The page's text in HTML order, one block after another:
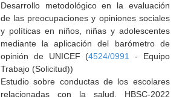
Desarrollo metodológico en la evaluación
de las preocupaciones y opiniones sociales
y políticas en niños, niñas y adolescentes
mediante la aplicación del barómetro de
opinión de UNICEF (4524/0991
- Equipo
Trabajo (Solicitud))
Estudio sobre conductas de los escolares
relacionadas con la salud. HBSC-2022